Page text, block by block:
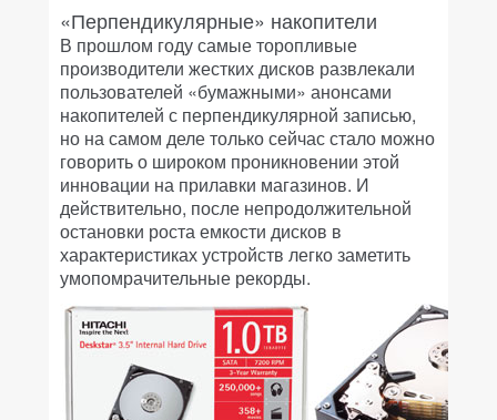
«Перпендикулярные» накопители
В прошлом году самые торопливые
производители жестких дисков развлекали
пользователей «бумажными» анонсами
накопителей с перпендикулярной записью,
но на самом деле только сейчас стало можно
говорить о широком проникновении этой
инновации на прилавки магазинов. И
действительно, после непродолжительной
остановки роста емкости дисков в
характеристиках устройств легко заметить
умопомрачительные рекорды.